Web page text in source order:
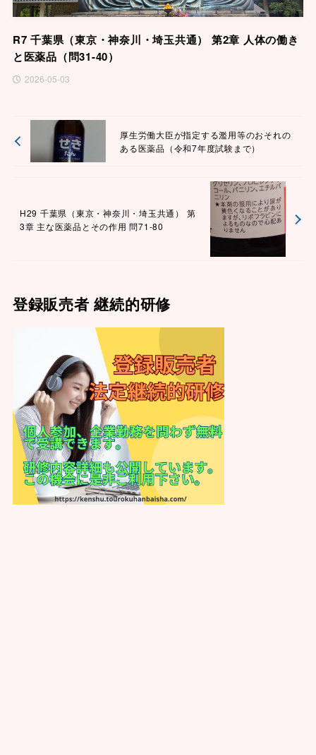
R7 千葉県（東京・神奈川・埼玉共通） 第2章 人体の働き
と医薬品（問31-40）
2026-05-03
厚生労働大臣が指定する濫用等のおそれの
ある医薬品（令和7年度試験まで）
H29 千葉県（東京・神奈川・埼玉共通） 第
3章 主な医薬品とその作用 問71-80
登録販売者 継続的研修